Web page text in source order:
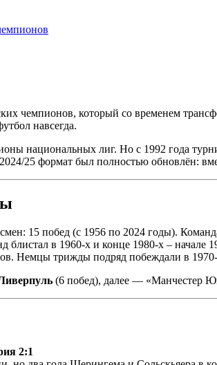
чемпионов, который со временем
навсегда.
национальных лиг. Но с 1992 года
25 формат был полностью обновлён:
15 побед (с 1956 по 2024 годы).
блистал в 1960-х и конце 1980-х – начале
Немцы трижды подряд побеждали в
(6 побед), далее — «Манчестер
2:1